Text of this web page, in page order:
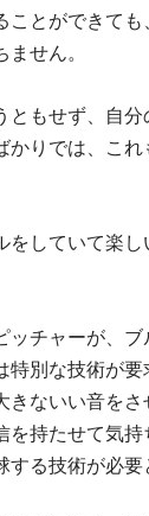
とができて
せん。
ともせず、自
かりでは、こ
をしていて楽
チャーが、
特別な技術が
きないい音を
を持たせて気
る技術が必要